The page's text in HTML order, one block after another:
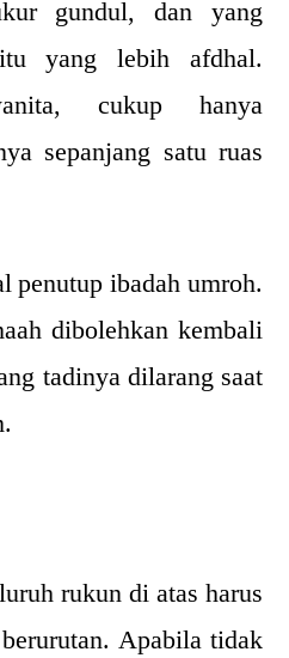
gundul, dan yang
yang lebih afdhal.
cukup hanya
sepanjang satu ruas
penutup ibadah umroh.
dibolehkan kembali
tadinya dilarang saat
rukun di atas harus
Apabila tidak